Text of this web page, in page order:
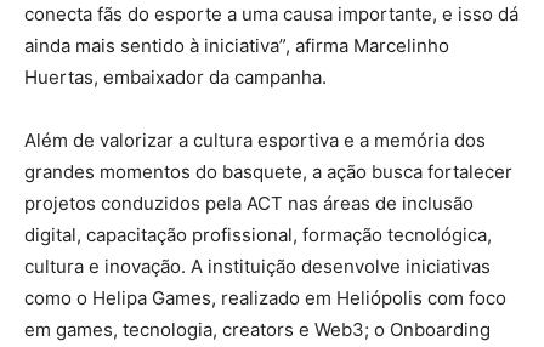
conecta fãs do esporte a uma causa importante, e isso dá
ainda mais sentido à iniciativa”, afirma Marcelinho
Huertas, embaixador da campanha.
Além de valorizar a cultura esportiva e a memória dos
grandes momentos do basquete, a ação busca fortalecer
projetos conduzidos pela ACT nas áreas de inclusão
digital, capacitação profissional, formação tecnológica,
cultura e inovação. A instituição desenvolve iniciativas
como o Helipa Games, realizado em Heliópolis com foco
em games, tecnologia, creators e Web3; o Onboarding